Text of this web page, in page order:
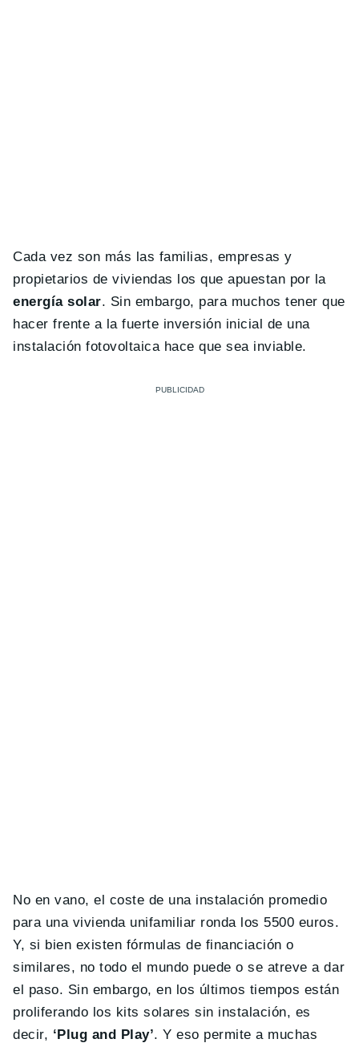
Cada vez son más las familias, empresas y
propietarios de viviendas los que apuestan por la
energía solar. Sin embargo, para muchos tener que
hacer frente a la fuerte inversión inicial de una
instalación fotovoltaica hace que sea inviable.
No en vano, el coste de una instalación promedio
para una vivienda unifamiliar ronda los 5500 euros.
Y, si bien existen fórmulas de financiación o
similares, no todo el mundo puede o se atreve a dar
el paso. Sin embargo, en los últimos tiempos están
proliferando los kits solares sin instalación, es
decir, ‘Plug and Play’. Y eso permite a muchas